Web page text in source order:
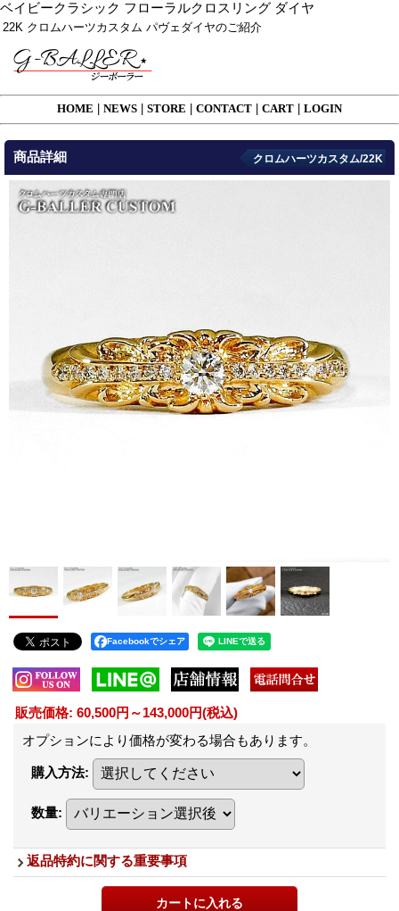
ベイビークラシック フローラルクロスリング ダイヤ
22K クロムハーツカスタム パヴェダイヤのご紹介
HOME NEWS STORE CONTACT CART LOGIN
商品詳細 クロムハーツカスタム/22K
Facebookでシェア
販売価格: 60,500円～143,000円(税込)
オプションにより価格が変わる場合もあります。
購入方法:
数量:
返品特約に関する重要事項